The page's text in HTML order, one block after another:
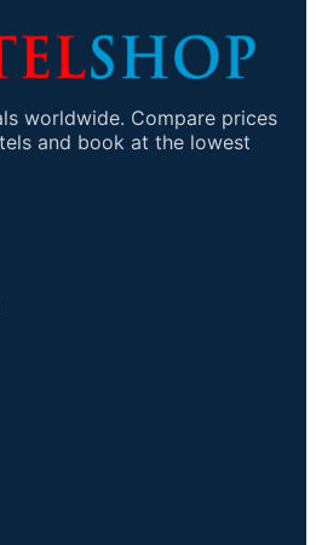
worldwide. Compare prices
and book at the lowest